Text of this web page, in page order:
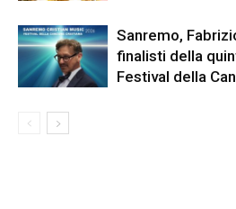
Sanremo,
finalisti della
Festival della